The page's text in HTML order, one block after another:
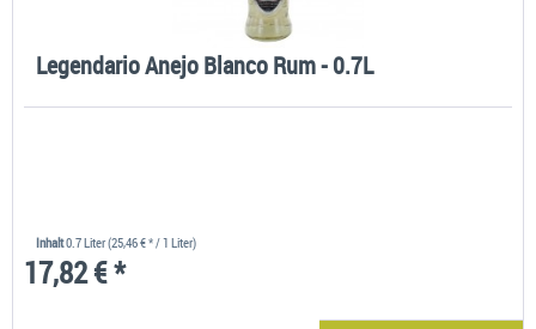
Legendario Anejo Blanco Rum - 0.7L
Inhalt0.7 Liter(25,46 € * / 1 Liter)
17,82 € *